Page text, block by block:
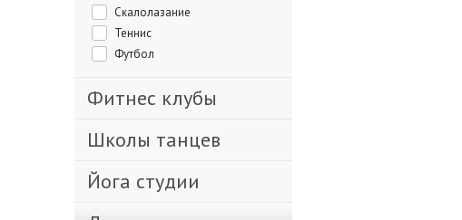
Скалолазание
Теннис
Футбол
Фитнес клубы
Школы танцев
Йога студии